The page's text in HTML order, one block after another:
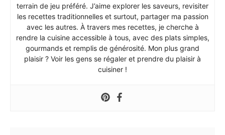
terrain de jeu préféré. J’aime explorer les saveurs, revisiter
les recettes traditionnelles et surtout, partager ma passion
avec les autres. À travers mes recettes, je cherche à
rendre la cuisine accessible à tous, avec des plats simples,
gourmands et remplis de générosité. Mon plus grand
plaisir ? Voir les gens se régaler et prendre du plaisir à
cuisiner !